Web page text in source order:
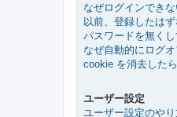
なぜログインできな
以前、登録したは
パスワードを無くし
なぜ自動的にログ
cookie を消去した
ユーザー設定
ユーザー設定のやり